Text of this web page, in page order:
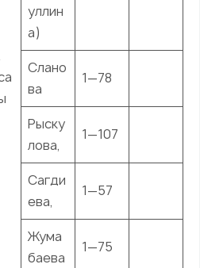
уллин
а)
Слано
ва
1—78
Рыску
лова,
1—107
Сагди
ева,
1—57
Жума
баева
1—75